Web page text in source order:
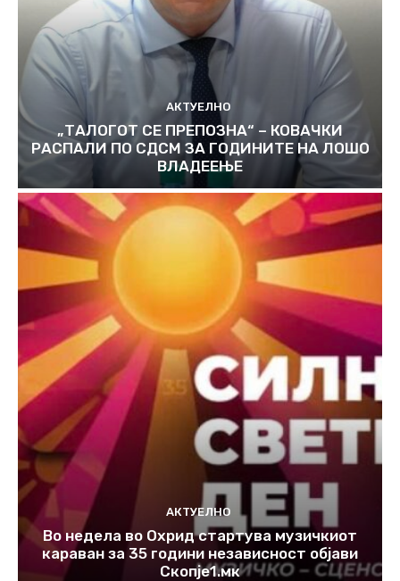
АКТУЕЛНО
„ТАЛОГОТ СЕ ПРЕПОЗНА“ – КОВАЧКИ
РАСПАЛИ ПО СДСМ ЗА ГОДИНИТЕ НА ЛОШО
ВЛАДЕЕЊЕ
АКТУЕЛНО
Во недела во Охрид стартува музичкиот
караван за 35 години независност објави
Скопје1.мк